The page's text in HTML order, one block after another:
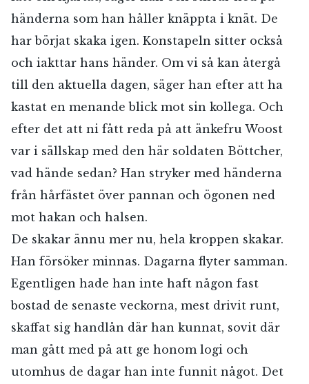
Jag accepterar villkoren.
RÖSTA
ÅNGRA OCH STÄNG
händerna som han håller knäppta i knät. De
har börjat skaka igen. Konstapeln sitter också
och iakttar hans händer. Om vi så kan återgå
till den aktuella dagen, säger han efter att ha
kastat en menande blick mot sin kollega. Och
efter det att ni fått reda på att änkefru Woost
var i sällskap med den här soldaten Böttcher,
vad hände sedan? Han stryker med händerna
från hårfästet över pannan och ögonen ned
mot hakan och halsen.
De skakar ännu mer nu, hela kroppen skakar.
Han försöker minnas. Dagarna flyter samman.
Egentligen hade han inte haft någon fast
bostad de senaste veckorna, mest drivit runt,
skaffat sig handlån där han kunnat, sovit där
man gått med på att ge honom logi och
utomhus de dagar han inte funnit något. Det